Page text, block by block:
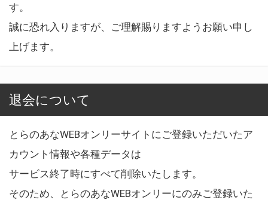
す。
誠に恐れ入りますが、ご理解賜りますようお願い申し
上げます。
退会について
とらのあなWEBオンリーサイトにご登録いただいたア
カウント情報や各種データは
サービス終了時にすべて削除いたします。
そのため、とらのあなWEBオンリーにのみご登録いた